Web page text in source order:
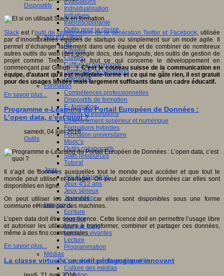
Evaluations
Individualisation
Initiatives
Interdisciplinarité
Outils pour la classe
Arts et Culture
Art
Cinéma
Culture
Culture et numérique
Dispositifs de médiation
Littérature
Formation
Compétences professionnelles
Dispositifs de formation
E- formation
Enjeux et évolutions
Enseignement supérieur et numérique
Formations hybrides
Formation universitaire
Mooc’s
Outils collaboratifs
Sites ressources
Tutorat
Jeux
Jeu et éducation
Jeux 4/12 ans
Jeux sérieux
Jeux vidéo
Langages
Ecriture
Humour
Langue orale
Langues vivantes
Lecture
Programmation
Médias
Compétences informationnelles
Culture des médias
Dispositifs
Slack est l’outil de collaboration de la génération Twitter et Facebook, utilisée
par d’innombrables équipes de startups ou simplement sur un mode agile. Il
permet d’échanger facilement dans une équipe et de combiner de nombreux
autres outils du web (des google docs, des hangouts, des outils de gestion de
projet comme Trello, …, et tout ce qui concerne le développement en
commençant par Github…).C’est le couteau suisse de la communication en
équipe, d’autant qu’il est multiplate-forme et ce qui ne gâte rien, il est gratuit
pour des usages limités mais largement suffisants dans un cadre éducatif.
En savoir plus...
Programme e-Learning du Portail Européen de Données :
L’open data, c’est quoi ?
samedi, 04 juin 2016
Outils
Il s’agit de données auxquelles tout le monde peut accéder et que tout le
monde peut utiliser et partager. On peut accéder aux données car elles sont
disponibles en ligne.
On peut utiliser les données car elles sont disponibles sous une forme
commune et lisible par des machines.
L’open data doit être sous licence. Cette licence doit en permettre l’usage libre
et autoriser les utilisateurs à transformer, combiner et partager ces données,
même à des fins commerciales.
En savoir plus...
La classe virtuelle un outil pédagogique innovant